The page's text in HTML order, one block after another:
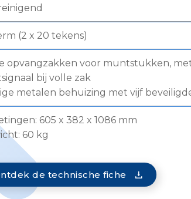
(2 x 20 tekens)
opvangzakken voor muntstukken,
bij volle zak
metalen behuizing met vijf
605 x 382 x 1086 mm
60 kg
de technische fiche